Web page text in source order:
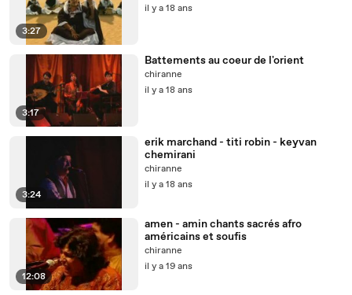
3:27
il y a 18 ans
3:17
Battements au coeur de l'orient
chiranne
il y a 18 ans
3:24
erik marchand - titi robin - keyvan
chemirani
chiranne
il y a 18 ans
12:08
amen - amin chants sacrés afro
américains et soufis
chiranne
il y a 19 ans